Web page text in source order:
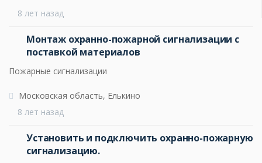
8 лет назад
Монтаж охранно-пожарной сигнализации с
поставкой материалов
Пожарные сигнализации
8 лет назад
Московская область, Елькино
Установить и подключить охранно-пожарную
сигнализацию.